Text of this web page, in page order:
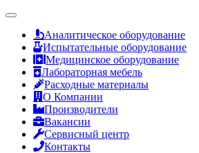
Аналитическое оборудование
Испытательные оборудование
Медицинское оборудование
Лабораторная мебель
Расходные материалы
О Компании
Производители
Вакансии
Сервисный центр
Контакты